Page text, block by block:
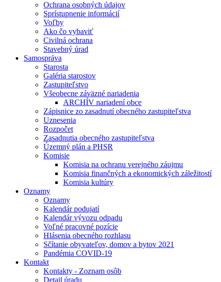
Ochrana osobných údajov
Sprístupnenie informácií
Voľby
Ako čo vybaviť
Civilná ochrana
Stavebný úrad
Samospráva
Starosta
Galéria starostov
Zastupiteľstvo
Všeobecne záväzné nariadenia
ARCHÍV nariadení obce
Zápisnice zo zasadnutí obecného zastupiteľstva
Uznesenia
Rozpočet
Zasadnutia obecného zastupiteľstva
Územný plán a PHSR
Komisie
Komisia na ochranu verejného záujmu
Komisia finančných a ekonomických záležitostí
Komisia kultúry
Oznamy
Oznamy
Kalendár podujatí
Kalendár vývozu odpadu
Voľné pracovné pozície
Hlásenia obecného rozhlasu
Sčítanie obyvateľov, domov a bytov 2021
Pandémia COVID-19
Kontakt
Kontakty - Zoznam osôb
Detail úradu